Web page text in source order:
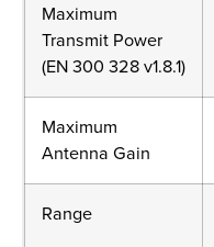
Maximum
Transmit Power
(EN 300 328 v1.8.1)
Maximum
Antenna Gain
Range